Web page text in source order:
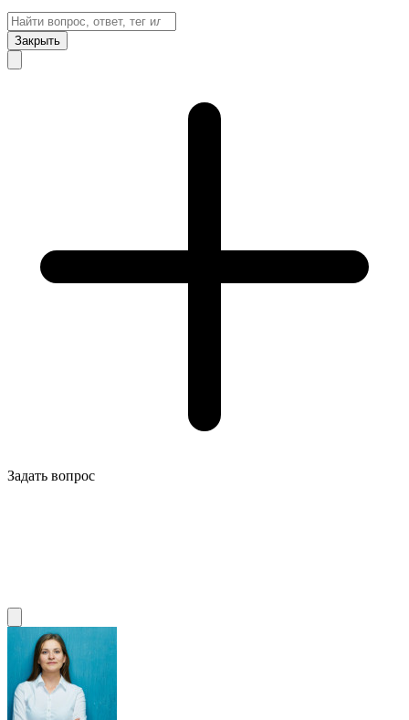
Закрыть
Задать вопрос